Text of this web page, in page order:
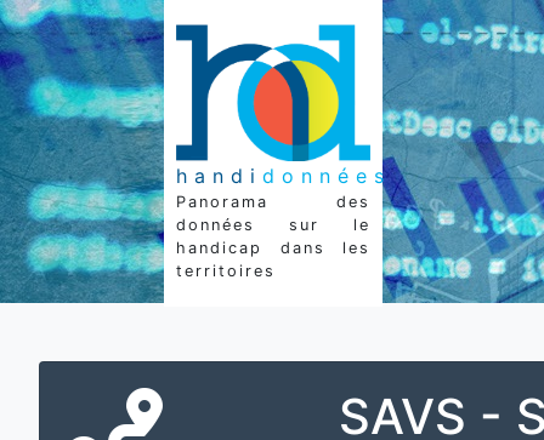
handi données
Panorama des
données sur le
handicap dans les
territoires
SAVS -